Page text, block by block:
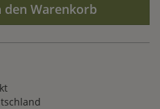
den Warenkorb